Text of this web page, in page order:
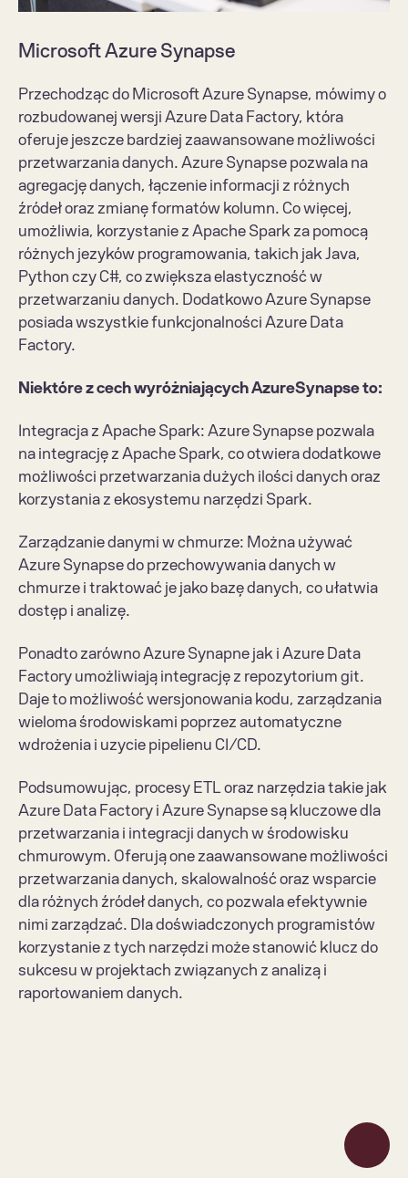
Microsoft Azure Synapse
Przechodząc do Microsoft Azure Synapse, mówimy o
rozbudowanej wersji Azure Data Factory, która
oferuje jeszcze bardziej zaawansowane możliwości
przetwarzania danych. Azure Synapse pozwala na
agregację danych, łączenie informacji z różnych
źródeł oraz zmianę formatów kolumn. Co więcej,
umożliwia, korzystanie z Apache Spark za pomocą
różnych jezyków programowania, takich jak Java,
Python czy C#, co zwiększa elastyczność w
przetwarzaniu danych. Dodatkowo Azure Synapse
posiada wszystkie funkcjonalności Azure Data
Factory.
Niektóre z cech wyróżniających AzureSynapse to:
Integracja z Apache Spark: Azure Synapse pozwala
na integrację z Apache Spark, co otwiera dodatkowe
możliwości przetwarzania dużych ilości danych oraz
korzystania z ekosystemu narzędzi Spark.
Zarządzanie danymi w chmurze: Można używać
Azure Synapse do przechowywania danych w
chmurze i traktować je jako bazę danych, co ułatwia
dostęp i analizę.
Ponadto zarówno Azure Synapne jak i Azure Data
Factory umożliwiają integrację z repozytorium git.
Daje to możliwość wersjonowania kodu, zarządzania
wieloma środowiskami poprzez automatyczne
wdrożenia i uzycie pipelienu CI/CD.
Podsumowując, procesy ETL oraz narzędzia takie jak
Azure Data Factory i Azure Synapse są kluczowe dla
przetwarzania i integracji danych w środowisku
chmurowym. Oferują one zaawansowane możliwości
przetwarzania danych, skalowalność oraz wsparcie
dla różnych źródeł danych, co pozwala efektywnie
nimi zarządzać. Dla doświadczonych programistów
korzystanie z tych narzędzi może stanowić klucz do
sukcesu w projektach związanych z analizą i
raportowaniem danych.